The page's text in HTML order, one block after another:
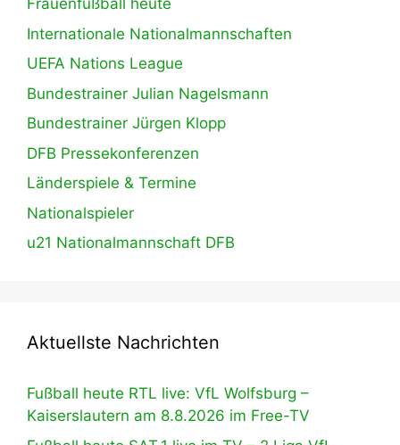
Frauenfußball heute
Internationale Nationalmannschaften
UEFA Nations League
Bundestrainer Julian Nagelsmann
Bundestrainer Jürgen Klopp
DFB Pressekonferenzen
Länderspiele & Termine
Nationalspieler
u21 Nationalmannschaft DFB
Aktuellste Nachrichten
Fußball heute RTL live: VfL Wolfsburg –
Kaiserslautern am 8.8.2026 im Free-TV